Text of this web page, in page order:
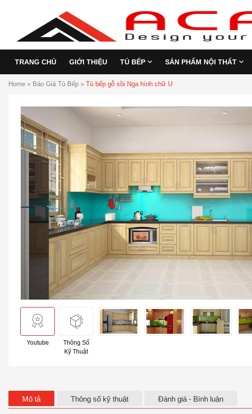
TRANG CHỦ GIỚI THIỆU TỦ BẾP SẢN PHẨM NỘI THẤT
Home » Báo Giá Tủ Bếp » Tủ bếp gỗ sồi Nga hình chữ U
Youtube
Thông Số
Kỹ Thuật
Mô tả Thông số kỹ thuật Đánh giá - Bình luận